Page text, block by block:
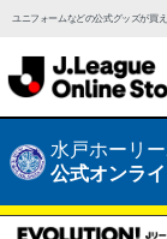
ユニフォームなどの公式グッズが買え
水戸ホーリ
公式オンラ